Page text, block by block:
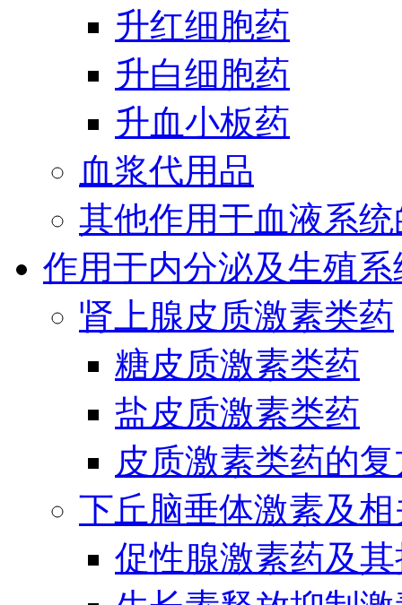
升红细胞药
升白细胞药
升血小板药
血浆代用品
其他作用于血液系
作用于内分泌及生殖
肾上腺皮质激素类药
糖皮质激素类药
盐皮质激素类药
皮质激素类药的
下丘脑垂体激素及
促性腺激素药及